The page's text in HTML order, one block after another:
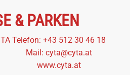
& PARKEN
Telefon: +43 512 30 46 18
Mail: cyta@cyta.at
www.cyta.at